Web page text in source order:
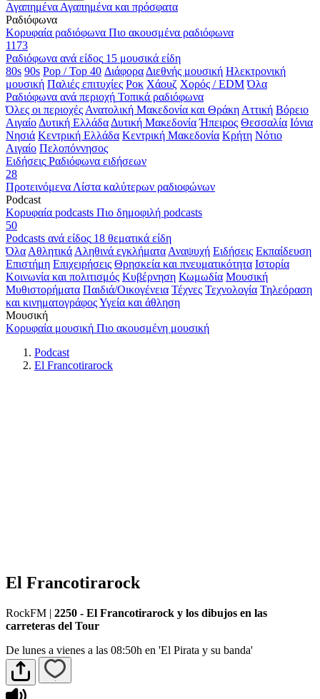
Αγαπημένα Αγαπημένα και πρόσφατα
Ραδιόφωνα
Κορυφαία ραδιόφωνα Πιο ακουσμένα ραδιόφωνα
1173
Ραδιόφωνα ανά είδος 15 μουσικά είδη
80s 90s Pop / Top 40 Διάφορα Διεθνής μουσική Ηλεκτρονική
μουσική Παλιές επιτυχίες Ροκ Χάουζ Χορός / EDM Όλα
Ραδιόφωνα ανά περιοχή Τοπικά ραδιόφωνα
Όλες οι περιοχές Ανατολική Μακεδονία και Θράκη Αττική Βόρειο
Αιγαίο Δυτική Ελλάδα Δυτική Μακεδονία Ήπειρος Θεσσαλία Ιόνια
Νησιά Κεντρική Ελλάδα Κεντρική Μακεδονία Κρήτη Νότιο
Αιγαίο Πελοπόννησος
Ειδήσεις Ραδιόφωνα ειδήσεων
28
Προτεινόμενα Λίστα καλύτερων ραδιοφώνων
Podcast
Κορυφαία podcasts Πιο δημοφιλή podcasts
50
Podcasts ανά είδος 18 θεματικά είδη
Όλα Αθλητικά Αληθινά εγκλήματα Αναψυχή Ειδήσεις Εκπαίδευση
Επιστήμη Επιχειρήσεις Θρησκεία και πνευματικότητα Ιστορία
Κοινωνία και πολιτισμός Κυβέρνηση Κωμωδία Μουσική
Μυθιστορήματα Παιδιά/Οικογένεια Τέχνες Τεχνολογία Τηλεόραση
και κινηματογράφοςΥγεία και άθληση
Μουσική
Κορυφαία μουσική Πιο ακουσμένη μουσική
Podcast
El Francotirarock
El Francotirarock
RockFM | 2250 - El Francotirarock y los dibujos en las
carreteras del Tour
De lunes a vienes a las 08:50h en 'El Pirata y su banda'